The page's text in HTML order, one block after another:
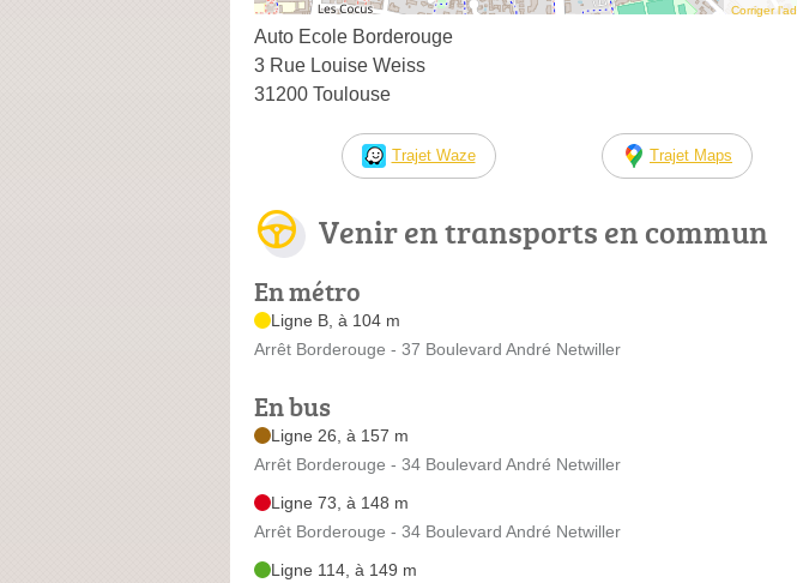
Corriger
Auto Ecole Borderouge
3 Rue Louise Weiss
31200 Toulouse
Trajet Waze Trajet Maps
Venir en transports en commun
En métro
Ligne B, à 104 m
Arrêt Borderouge - 37 Boulevard André Netwiller
En bus
Ligne 26, à 157 m
Arrêt Borderouge - 34 Boulevard André Netwiller
Ligne 73, à 148 m
Arrêt Borderouge - 34 Boulevard André Netwiller
Ligne 114, à 149 m